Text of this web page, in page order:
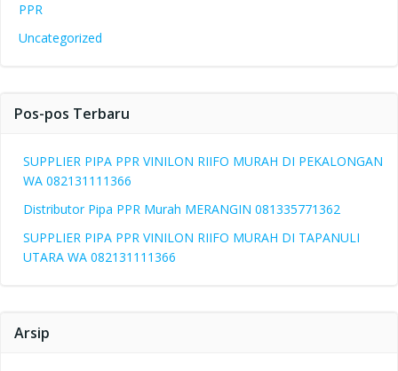
PPR
Uncategorized
Pos-pos Terbaru
SUPPLIER PIPA PPR VINILON RIIFO MURAH DI PEKALONGAN
WA 082131111366
Distributor Pipa PPR Murah MERANGIN 081335771362
SUPPLIER PIPA PPR VINILON RIIFO MURAH DI TAPANULI
UTARA WA 082131111366
Arsip